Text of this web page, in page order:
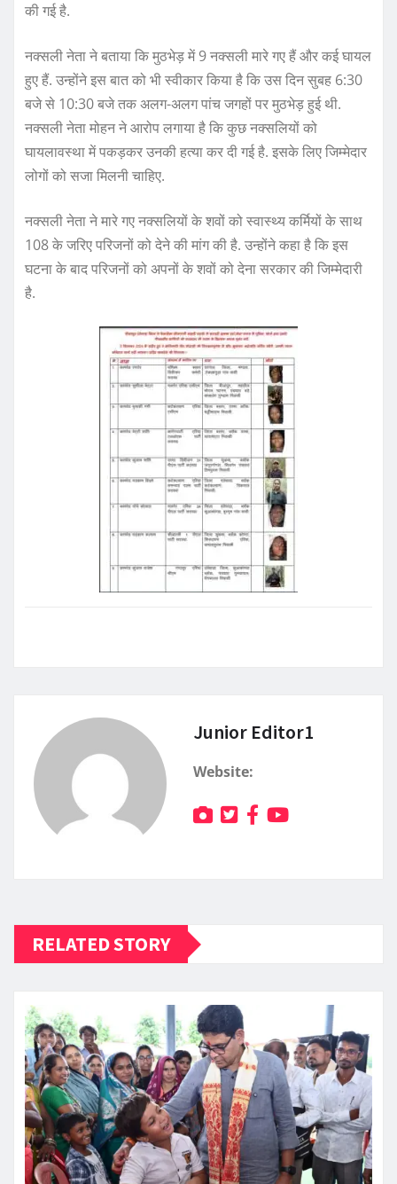
की गई है.
नक्सली नेता ने बताया कि मुठभेड़ में 9 नक्सली मारे गए हैं और कई घायल
हुए हैं. उन्होंने इस बात को भी स्वीकार किया है कि उस दिन सुबह 6:30
बजे से 10:30 बजे तक अलग-अलग पांच जगहों पर मुठभेड़ हुई थी.
नक्सली नेता मोहन ने आरोप लगाया है कि कुछ नक्सलियों को
घायलावस्था में पकड़कर उनकी हत्या कर दी गई है. इसके लिए जिम्मेदार
लोगों को सजा मिलनी चाहिए.
नक्सली नेता ने मारे गए नक्सलियों के शवों को स्वास्थ्य कर्मियों के साथ
108 के जरिए परिजनों को देने की मांग की है. उन्होंने कहा है कि इस
घटना के बाद परिजनों को अपनों के शवों को देना सरकार की जिम्मेदारी
है.
Junior Editor1
Website:
RELATED STORY